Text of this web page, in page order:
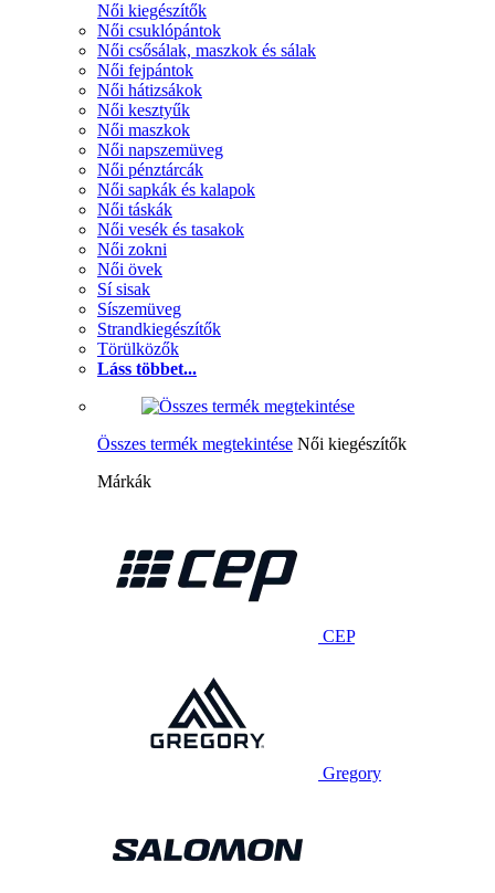
Női kiegészítők
Női csuklópántok
Női csősálak, maszkok és sálak
Női fejpántok
Női hátizsákok
Női kesztyűk
Női maszkok
Női napszemüveg
Női pénztárcák
Női sapkák és kalapok
Női táskák
Női vesék és tasakok
Női zokni
Női övek
Sí sisak
Síszemüveg
Strandkiegészítők
Törülközők
Láss többet...
Összes termék megtekintése Női kiegészítők
Márkák
CEP
Gregory